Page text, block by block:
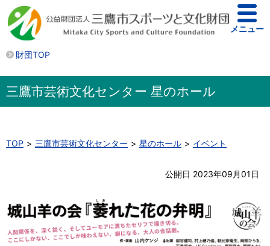
財団TOP
メニュー
三鷹市芸術文化センター 星のホール
TOP 三鷹市芸術文化センター 星のホール イベント
公開日 2023年09月01日